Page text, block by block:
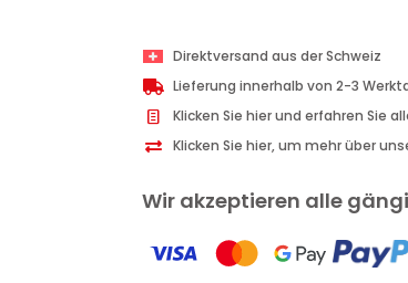
Direktversand aus der Schweiz
Lieferung innerhalb von 2-3
Klicken Sie hier und erfahren Sie
Klicken Sie hier, um mehr über
Wir akzeptieren alle